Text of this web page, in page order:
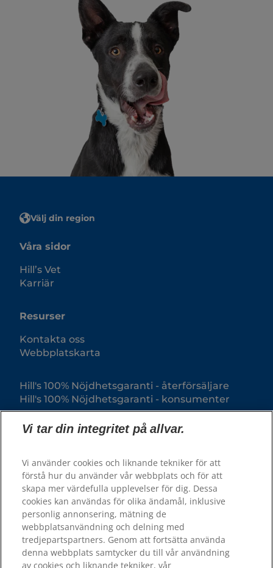
Välj din region
Våra sidor
Hill’s Vet
Karriär
Resurser
Kontakta oss
Webbplatskarta
Hill's 100% Nöjdhetsgaranti - återförsäljare
Hill's 100% Nöjdhetsgaranti - konsumenter
© 2025 Hill's Pet Nutrition, Inc.
All rights reserved.
Såsom det används här, anger det registrerat
Vi tar din integritet på allvar.
Vi använder cookies och liknande tekniker för att
förstå hur du använder vår webbplats och för att
skapa mer värdefulla upplevelser för dig. Dessa
cookies kan användas för olika ändamål, inklusive
personlig annonsering, mätning de
webbplatsanvändning och delning med
tredjepartspartners. Genom att fortsätta använda
denna webbplats samtycker du till vår användning
av cookies och liknande tekniker, vår